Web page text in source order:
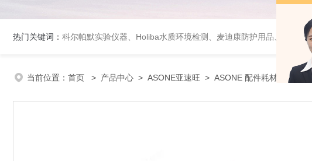
热门关键词： 科尔帕默实验仪器、Holiba水质环境检测、麦迪康防护用品、
当前位置： 首页 > 产品中心 > ASONE亚速旺 > ASONE 配件耗材 > 5-